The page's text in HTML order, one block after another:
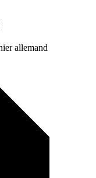
allemand